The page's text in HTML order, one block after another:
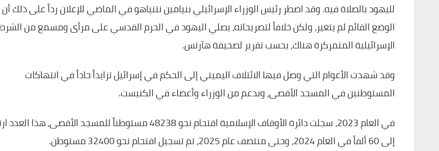
لليهود بالصلاة فيه. وقد اضطر رئيس الوزراء الإسرائيلي بنيامين نتنياهو في الماضي للإعلان رداً على ذلك أن
الوضع القائم لم يتغير، ولكن خلافاً لتصريحاته، يصلي اليهود في الحرم القدسي على مرأى ومسمع من
الإسرائيلية المتمركزة هناك، بحسب تقرير لصحيفة هآرتس.
وقد شهدت الأعوام التي وصل فيها الائتلاف اليميني إلى الحكم في إسرائيل تزايداً حاداً في انتهاكات
المستوطنين في المسجد الأقصى، وبدعم من الوزراء وأعضاء في الكنيست.
في العام 2023، سجلت دائرة الأوقاف الإسلامية اقتحام نحو 48238 مستوطناً للمسجد الأقصى، هذا
إلى 60 ألفاً في العام 2024، وحتى منتصف عام 2025، تم تسجيل اقتحام نحو 32400 مستوطن.